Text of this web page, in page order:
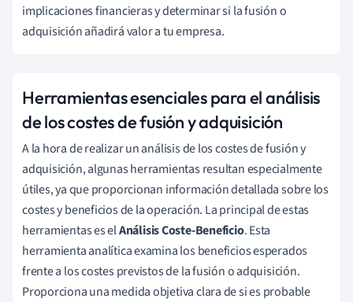
implicaciones financieras y determinar si la fusión o
adquisición añadirá valor a tu empresa.
Herramientas esenciales para el análisis
de los costes de fusión y adquisición
A la hora de realizar un análisis de los costes de fusión y
adquisición, algunas herramientas resultan especialmente
útiles, ya que proporcionan información detallada sobre los
costes y beneficios de la operación. La principal de estas
herramientas es elAnálisis Coste-Beneficio. Esta
herramienta analítica examina los beneficios esperados
frente a los costes previstos de la fusión o adquisición.
Proporciona una medida objetiva clara de si es probable